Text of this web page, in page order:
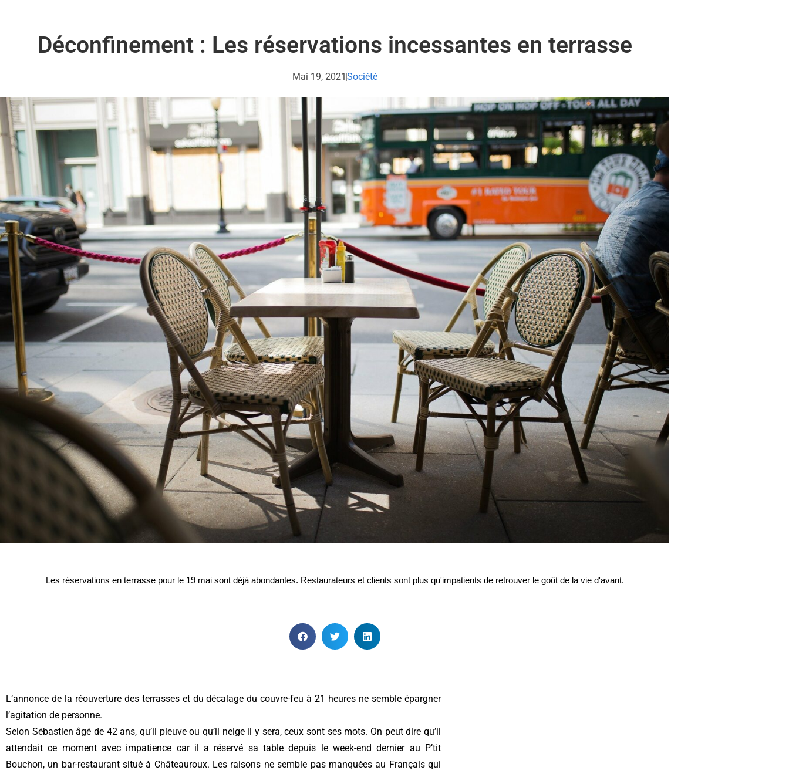
Déconfinement : Les réservations incessantes en terrasse
Mai 19, 2021Société
Les réservations en terrasse pour le 19 mai sont déjà abondantes. Restaurateurs et clients sont plus qu'impatients de retrouver le goût de la vie d'avant.
L’annonce de la réouverture des terrasses et du décalage du couvre-feu à 21 heures ne semble épargner
l’agitation de personne.
Selon Sébastien âgé de 42 ans, qu’il pleuve ou qu’il neige il y sera, ceux sont ses mots. On peut dire qu’il
attendait ce moment avec impatience car il a réservé sa table depuis le week-end dernier au P’tit
Bouchon, un bar-restaurant situé à Châteauroux. Les raisons ne semble pas manquées au Français qui